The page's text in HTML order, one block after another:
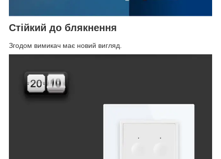
Стійкий до блякнення
Згодом вимикач має новий вигляд.